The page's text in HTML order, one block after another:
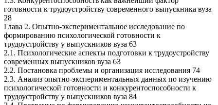
готовности к трудоустройству современного выпускника вуза
28
Глава 2. Опытно-экспериментальное исследование по
формированию психологической готовности к
трудоустройству у выпускников вуза 63
2.1. Психологические аспекты подготовки к трудоустройству
современных выпускников вуза 63
2.2. Постановка проблемы и организация исследования 74
2.3. Анализ опытно-экспериментальных данных по изучению
психологической готовности и конкурентоспособности к
трудоустройству у выпускников вуза 84